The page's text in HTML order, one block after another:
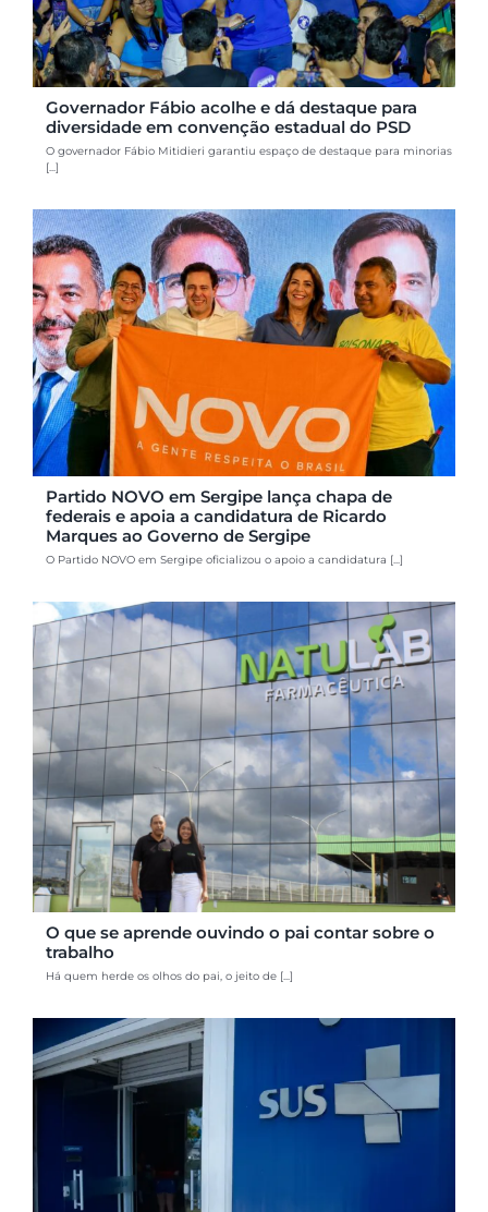
Governador Fábio acolhe e dá destaque para
diversidade em convenção estadual do PSD
O governador Fábio Mitidieri garantiu espaço de destaque para minorias
[...]
Partido NOVO em Sergipe lança chapa de
federais e apoia a candidatura de Ricardo
Marques ao Governo de Sergipe
O Partido NOVO em Sergipe oficializou o apoio a candidatura [...]
O que se aprende ouvindo o pai contar sobre o
trabalho
Há quem herde os olhos do pai, o jeito de [...]